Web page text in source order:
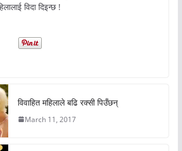
विदा दिइन्छ !
विवाहित महिलाले बढि रक्सी पिउँछन्
March 11, 2017